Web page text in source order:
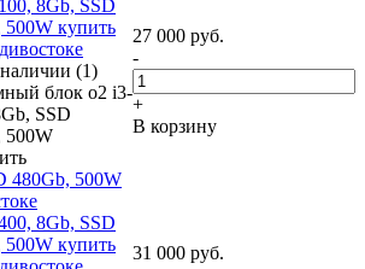
8Gb, SSD
500W купить
(1)
блок o2 i3-
SSD
500W
27 000 руб.
-
+
В корзину
480Gb, 500W
8Gb, SSD
500W купить
31 000 руб.